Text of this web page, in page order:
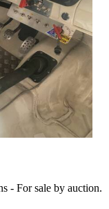
- For sale by auction.